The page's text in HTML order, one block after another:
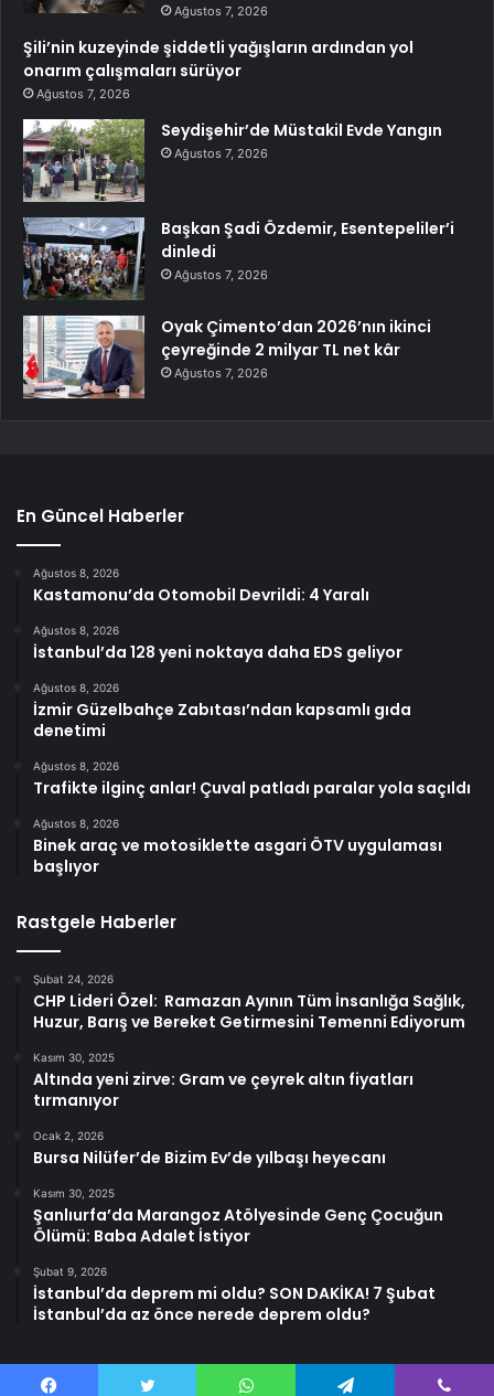
Ağustos 7, 2026
Şili’nin kuzeyinde şiddetli yağışların ardından yol
onarım çalışmaları sürüyor
Ağustos 7, 2026
Seydişehir’de Müstakil Evde Yangın
Ağustos 7, 2026
Başkan Şadi Özdemir, Esentepeliler’i
dinledi
Ağustos 7, 2026
Oyak Çimento’dan 2026’nın ikinci
çeyreğinde 2 milyar TL net kâr
Ağustos 7, 2026
En Güncel Haberler
Ağustos 8, 2026
Kastamonu’da Otomobil Devrildi: 4 Yaralı
Ağustos 8, 2026
İstanbul’da 128 yeni noktaya daha EDS geliyor
Ağustos 8, 2026
İzmir Güzelbahçe Zabıtası’ndan kapsamlı gıda
denetimi
Ağustos 8, 2026
Trafikte ilginç anlar! Çuval patladı paralar yola saçıldı
Ağustos 8, 2026
Binek araç ve motosiklette asgari ÖTV uygulaması
başlıyor
Rastgele Haberler
Şubat 24, 2026
CHP Lideri Özel: Ramazan Ayının Tüm İnsanlığa Sağlık,
Huzur, Barış ve Bereket Getirmesini Temenni Ediyorum
Kasım 30, 2025
Altında yeni zirve: Gram ve çeyrek altın fiyatları
tırmanıyor
Ocak 2, 2026
Bursa Nilüfer’de Bizim Ev’de yılbaşı heyecanı
Kasım 30, 2025
Şanlıurfa’da Marangoz Atölyesinde Genç Çocuğun
Ölümü: Baba Adalet İstiyor
Şubat 9, 2026
İstanbul’da deprem mi oldu? SON DAKİKA! 7 Şubat
İstanbul’da az önce nerede deprem oldu?